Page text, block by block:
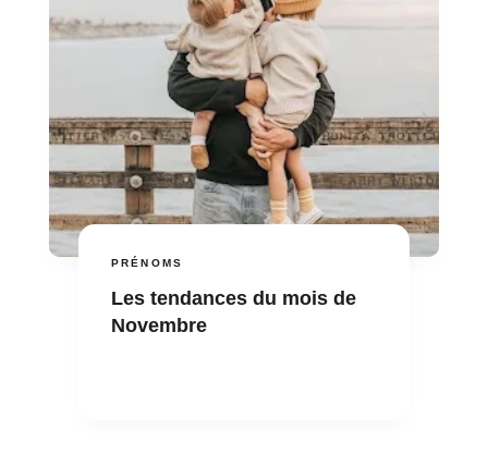
PRÉNOMS
Les tendances du mois de
Novembre